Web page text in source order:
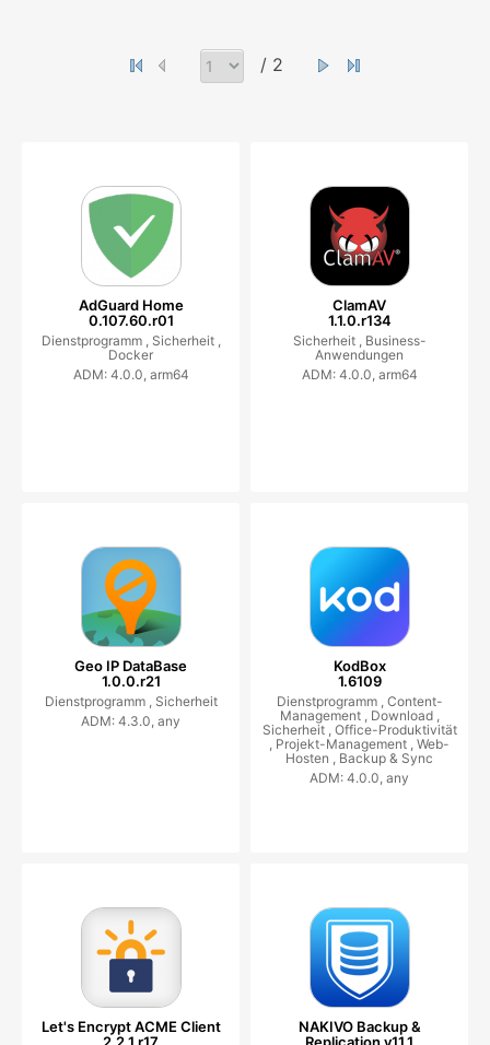
/ 2
AdGuard Home
0.107.60.r01
Dienstprogramm , Sicherheit ,
Docker
ADM: 4.0.0, arm64
ClamAV
1.1.0.r134
Sicherheit , Business-
Anwendungen
ADM: 4.0.0, arm64
Geo IP DataBase
1.0.0.r21
Dienstprogramm , Sicherheit
ADM: 4.3.0, any
KodBox
1.6109
Dienstprogramm , Content-
Management , Download ,
Sicherheit , Office-Produktivität
Projekt-Management , Web-
Hosten , Backup & Sync
ADM: 4.0.0, any
Let's Encrypt ACME Client
2.2.1.r17
NAKIVO Backup &
Replication v11.1